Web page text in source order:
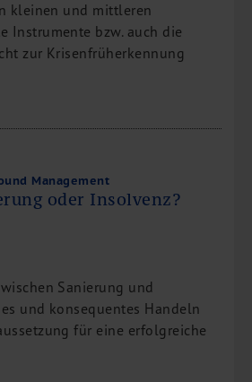
kleinen und mittleren
Instrumente bzw. auch die
zur Krisenfrüherkennung
Management
oder Insolvenz?
Sanierung und
und konsequentes Handeln
für eine erfolgreiche